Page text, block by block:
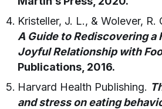
Kristeller, J. L., & Wolever, R.
A Guide to Rediscovering a
Joyful Relationship with
Publications, 2016.
Harvard Health Publishing.
and stress on eating